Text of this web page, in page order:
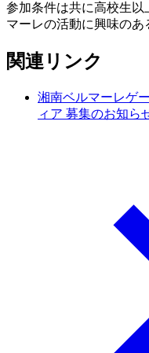
参加条件は共に高校生
マーレの活動に興味のあ
関連リンク
湘南ベルマーレゲ
ィア 募集のお知ら